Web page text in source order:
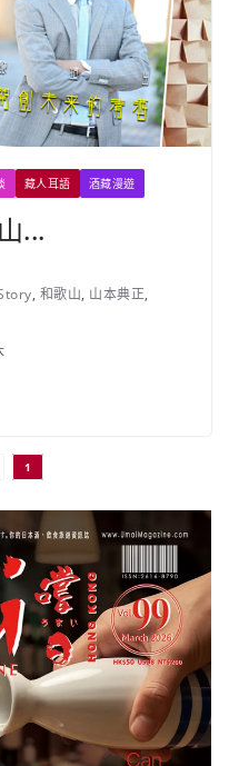
藏人耳語 酒藏漫遊
...
, 和歌山, 山本典正,
1